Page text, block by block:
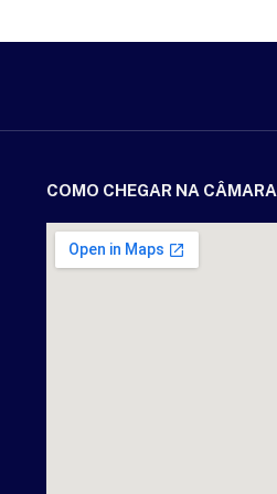
COMO CHEGAR NA CÂMARA